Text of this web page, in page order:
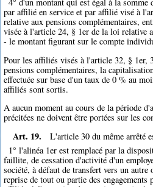
4° d'un montant qui est égal à la somme
par affilié en service et par affilié visé à
relative aux pensions complémentaires,
visée à l'article 24, § 1er de la loi relative
- le montant figurant sur le compte
Pour les affiliés visés à l'article 32, § 1er,
pensions complémentaires, la
effectuée sur base d'un taux de 0 % au
affiliés sont sortis.
A aucun moment au cours de la période
précitées ne doivent être portées sur les
Art. 19.
L'article 30 du même arrêté
1° l'alinéa 1er est remplacé par la
faillite, de cessation d'activité d'un
société, à défaut de transfert vers un autre
reprise de tout ou partie des engagements